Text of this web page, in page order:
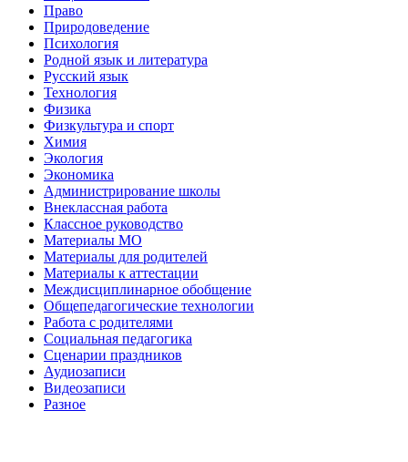
Право
Природоведение
Психология
Родной язык и литература
Русский язык
Технология
Физика
Физкультура и спорт
Химия
Экология
Экономика
Администрирование школы
Внеклассная работа
Классное руководство
Материалы МО
Материалы для родителей
Материалы к аттестации
Междисциплинарное обобщение
Общепедагогические технологии
Работа с родителями
Социальная педагогика
Сценарии праздников
Аудиозаписи
Видеозаписи
Разное